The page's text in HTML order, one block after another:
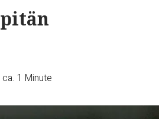
1 Minute